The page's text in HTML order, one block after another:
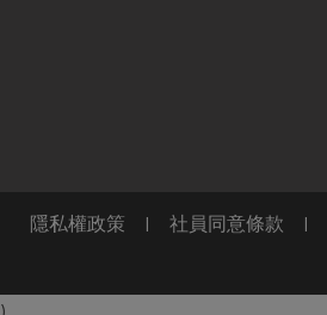
隱私權政策 | 社員同意條款 |